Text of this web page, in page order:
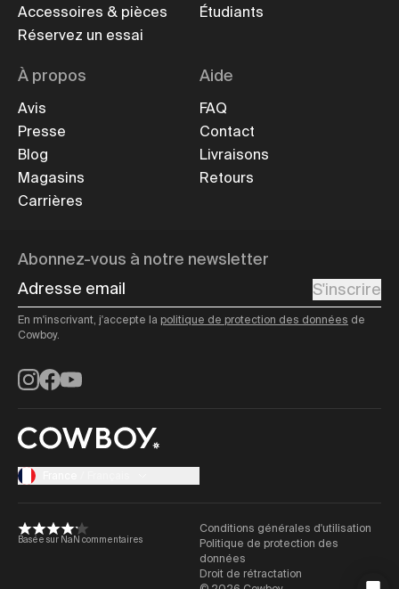
Accessoires & pièces
Réservez un essai
Étudiants
À propos
Avis
Presse
Blog
Magasins
Carrières
Aide
FAQ
Contact
Livraisons
Retours
Abonnez-vous à notre newsletter
Adresse email
S'inscrire
En m'inscrivant, j'accepte la politique de protection des données de
Cowboy.
Instagram
Facebook
YouTube
Basée sur NaN commentaires
Conditions générales d'utilisation
Politique de protection des
données
Droit de rétractation